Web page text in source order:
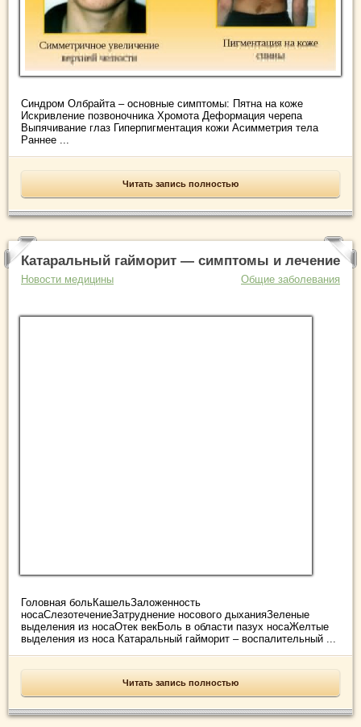
Синдром Олбрайта – основные симптомы: Пятна на коже
Искривление позвоночника Хромота Деформация черепа
Выпячивание глаз Гиперпигментация кожи Асимметрия тела
Раннее ...
Читать запись полностью
Катаральный гайморит — симптомы и лечение
Новости медицины Общие заболевания
Головная больКашельЗаложенность
носаСлезотечениеЗатруднение носового дыханияЗеленые
выделения из носаОтек векБоль в области пазух носаЖелтые
выделения из носа Катаральный гайморит – воспалительный ...
Читать запись полностью